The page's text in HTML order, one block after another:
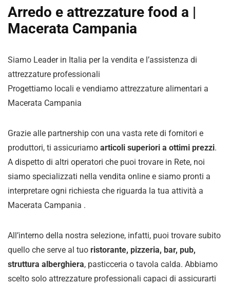
Arredo e attrezzature food a |
Macerata Campania
Siamo Leader in Italia per la vendita e l’assistenza di
attrezzature professionali
Progettiamo locali e vendiamo attrezzature alimentari a
Macerata Campania
Grazie alle partnership con una vasta rete di fornitori e
produttori, ti assicuriamo articoli superiori a ottimi prezzi.
A dispetto di altri operatori che puoi trovare in Rete, noi
siamo specializzati nella vendita online e siamo pronti a
interpretare ogni richiesta che riguarda la tua attività a
Macerata Campania .
All’interno della nostra selezione, infatti, puoi trovare subito
quello che serve al tuo ristorante, pizzeria, bar, pub,
struttura alberghiera, pasticceria o tavola calda. Abbiamo
scelto solo attrezzature professionali capaci di assicurarti